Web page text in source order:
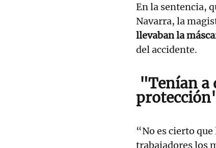
En la sentencia,
Navarra, la
llevaban la
del accidente.
"Tenían a
“No es cierto
trabajadores los